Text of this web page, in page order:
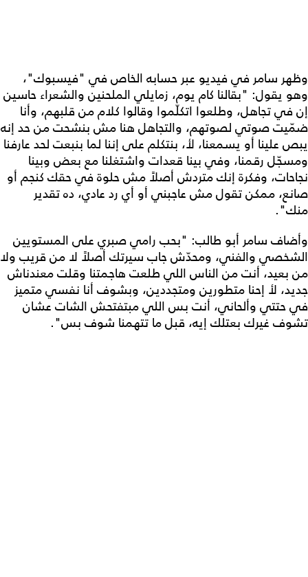
وظهر سامر في فيديو عبر حسابه الخاص في "فيسبوك"،
وهو يقول: "بقالنا كام يوم، زمايلي الملحنين والشعراء حاسين
إن في تجاهل، وطلعوا اتكلّموا وقالوا كلام من قلبهم، وأنا
ضمّيت صوتي لصوتهم، والتجاهل هنا مش بنشحت من حد إنه
يبص علينا أو يسمعنا، لأ، بنتكلم على إننا لما بنبعت لحد عارفنا
ومسجّل رقمنا، وفي بينا قعدات واشتغلنا مع بعض وبينا
نجاحات، وفكرة إنك متردش أصلاً مش حلوة في حقك كنجم أو
صانع، ممكن تقول مش عاجبني أو أي رد عادي، ده تقدير
منك".
وأضاف سامر أبو طالب: "بحب رامي صبري على المستويين
الشخصي والفني، ومحدّش جاب سيرتك أصلاً لا من قريب ولا
من بعيد، أنت من الناس اللي طلعت هاجمتنا وقلت معندناش
جديد، لأ إحنا متطورين ومتجددين، وبشوف أنا نفسي متميز
في حتتي وألحاني، أنت بس اللي مبتفتحش الشات عشان
تشوف غيرك بعتلك إيه، قبل ما تتهمنا شوف بس".